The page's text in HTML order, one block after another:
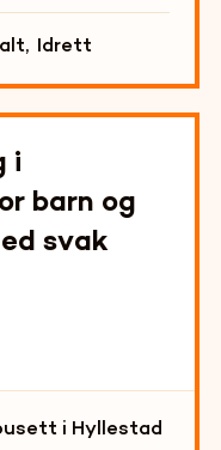
, Idrett
i
barn og
svak
i Hyllestad